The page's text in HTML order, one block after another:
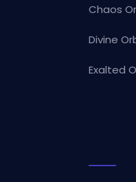
Chaos
Divine
Exalted